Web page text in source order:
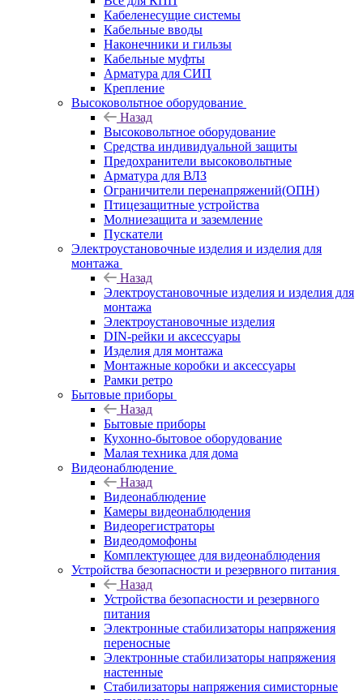
Кабеленесущие системы
Кабельные вводы
Наконечники и гильзы
Кабельные муфты
Арматура для СИП
Крепление
Высоковольтное оборудование
Назад
Высоковольтное оборудование
Средства индивидуальной защиты
Предохранители высоковольтные
Арматура для ВЛЗ
Ограничители перенапряжений(ОПН)
Птицезащитные устройства
Молниезащита и заземление
Пускатели
Электроустановочные изделия и изделия для
монтажа
Назад
Электроустановочные изделия и изделия для
монтажа
Электроустановочные изделия
DIN-рейки и аксессуары
Изделия для монтажа
Монтажные коробки и аксессуары
Рамки ретро
Бытовые приборы
Назад
Бытовые приборы
Кухонно-бытовое оборудование
Малая техника для дома
Видеонаблюдение
Назад
Видеонаблюдение
Камеры видеонаблюдения
Видеорегистраторы
Видеодомофоны
Комплектующее для видеонаблюдения
Устройства безопасности и резервного питания
Назад
Устройства безопасности и резервного
питания
Электронные стабилизаторы напряжения
переносные
Электронные стабилизаторы напряжения
настенные
Стабилизаторы напряжения симисторные